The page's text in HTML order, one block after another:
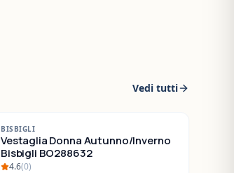
Vedi tutti
-30%
SALDI
BISBIGLI
Vestaglia Donna Autunno/Inverno
Bisbigli BO288632
4.6(0)